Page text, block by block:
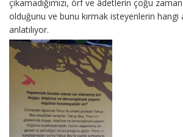
çıkamadığımızı, örf ve âdetlerin çoğu
olduğunu ve bunu kırmak isteyenlerin
anlatılıyor.